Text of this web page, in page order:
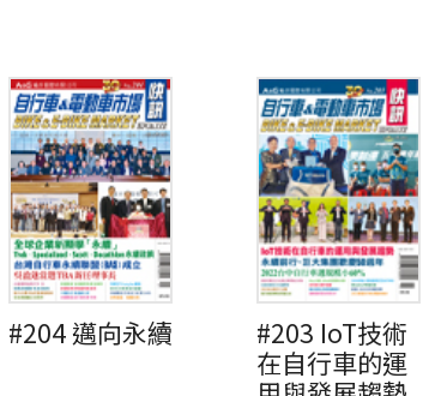
#204 邁向永續
#203 IoT技術
在自行車的運